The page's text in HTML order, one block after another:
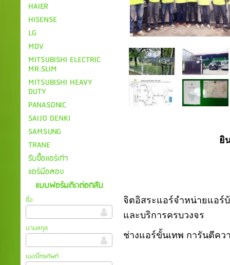
HAIER
HISENSE
LG
MDV
MITSUBISHI ELECTRIC
MR.SLIM
MITSUBISHI HEAVY
DUTY
PANASONIC
SAIJO DENKI
SAMSUNG
TRANE
รับซื้อแอร์เก่า
แอร์มือสอง
แบบฟอร์มติดต่อกลับ
ชื่อ
นามสกุล
เบอร์โทรศัพท์
ยิ
จิตอิสระแอร์จำหน่ายแอร์
และบริการครบวงจร
ช่างแอร์ขั้นเทพ การันตีค